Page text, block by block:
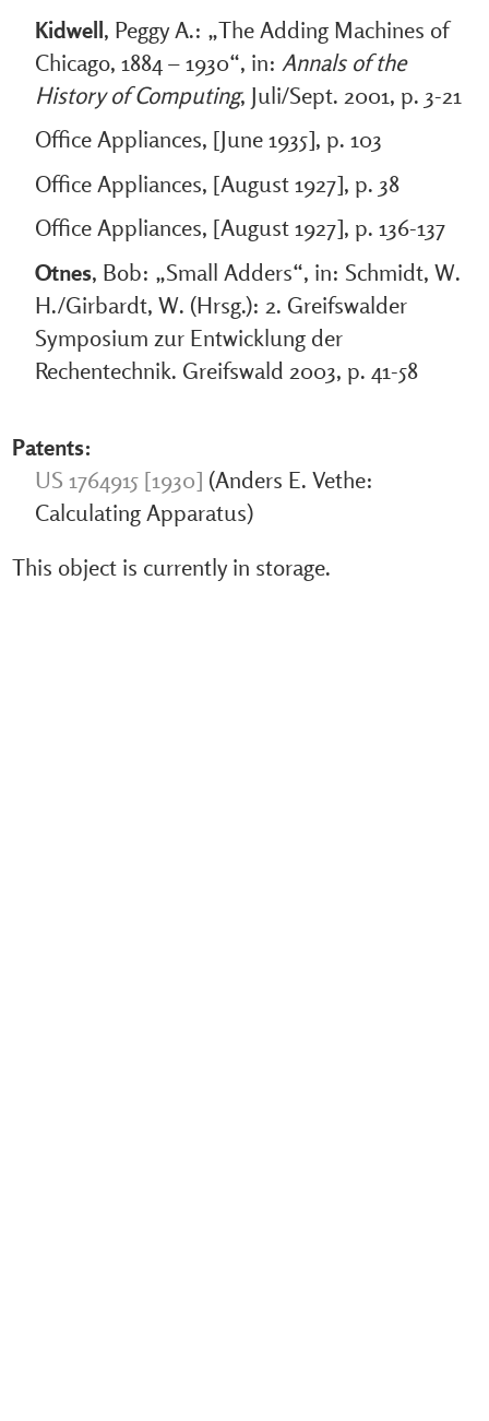
Kidwell, Peggy A.: „The Adding Machines of
Chicago, 1884 – 1930“, in: Annals of the
History of Computing, Juli/Sept. 2001, p. 3-21
Office Appliances, [June 1935], p. 103
Office Appliances, [August 1927], p. 38
Office Appliances, [August 1927], p. 136-137
Otnes, Bob: „Small Adders“, in: Schmidt, W.
H./Girbardt, W. (Hrsg.): 2. Greifswalder
Symposium zur Entwicklung der
Rechentechnik. Greifswald 2003, p. 41-58
Patents:
US 1764915 [1930] (Anders E. Vethe:
Calculating Apparatus)
This object is currently in storage.